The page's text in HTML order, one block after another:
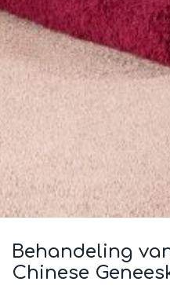
ADHD
Behandeling
Chinese